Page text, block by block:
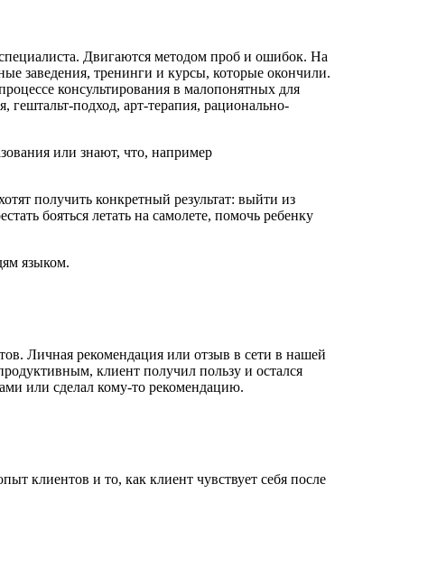
Двигаются методом проб и ошибок. На
заведения, тренинги и курсы, которые окончили.
консультирования в малопонятных для
гештальт-подход, арт-терапия, рационально-
или знают, что, например
получить конкретный результат: выйти из
бояться летать на самолете, помочь ребенку
языком.
Личная рекомендация или отзыв в сети в нашей
клиент получил пользу и остался
или сделал кому-то рекомендацию.
клиентов и то, как клиент чувствует себя после